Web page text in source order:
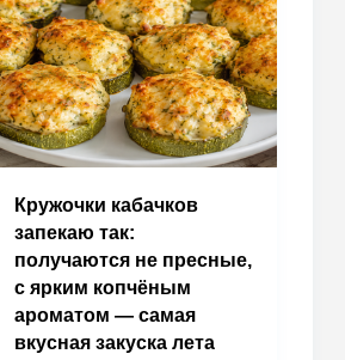
Кружочки кабачков
запекаю так:
получаются не пресные,
с ярким копчёным
ароматом — самая
вкусная закуска лета